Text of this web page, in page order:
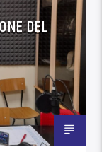
DEL